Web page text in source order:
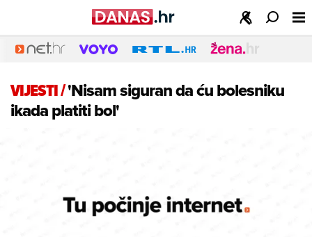
VIJESTI/'Nisam siguran da ću bolesniku
ikada platiti bol'